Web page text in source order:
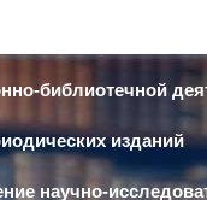
content
библиотечной
изданий
научно-